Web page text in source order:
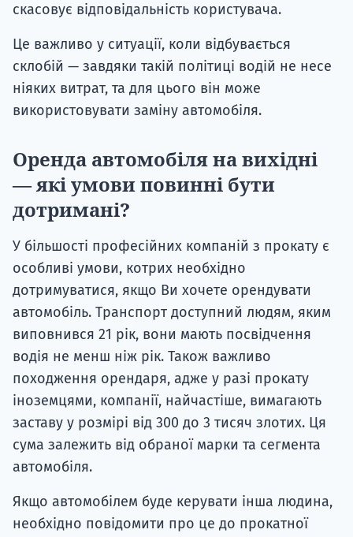
скасовує відповідальність користувача.
Це важливо у ситуації, коли відбувається
склобій — завдяки такій політиці водій не несе
ніяких витрат, та для цього він може
використовувати заміну автомобіля.
Оренда автомобіля на вихідні
— які умови повинні бути
дотримані?
У більшості професійних компаній з прокату є
особливі умови, котрих необхідно
дотримуватися, якщо Ви хочете орендувати
автомобіль. Транспорт доступний людям, яким
виповнився 21 рік, вони мають посвідчення
водія не менш ніж рік. Також важливо
походження орендаря, адже у разі прокату
іноземцями, компанії, найчастіше, вимагають
заставу у розмірі від 300 до 3 тисяч злотих. Ця
сума залежить від обраної марки та сегмента
автомобіля.
Якщо автомобілем буде керувати інша людина,
необхідно повідомити про це до прокатної